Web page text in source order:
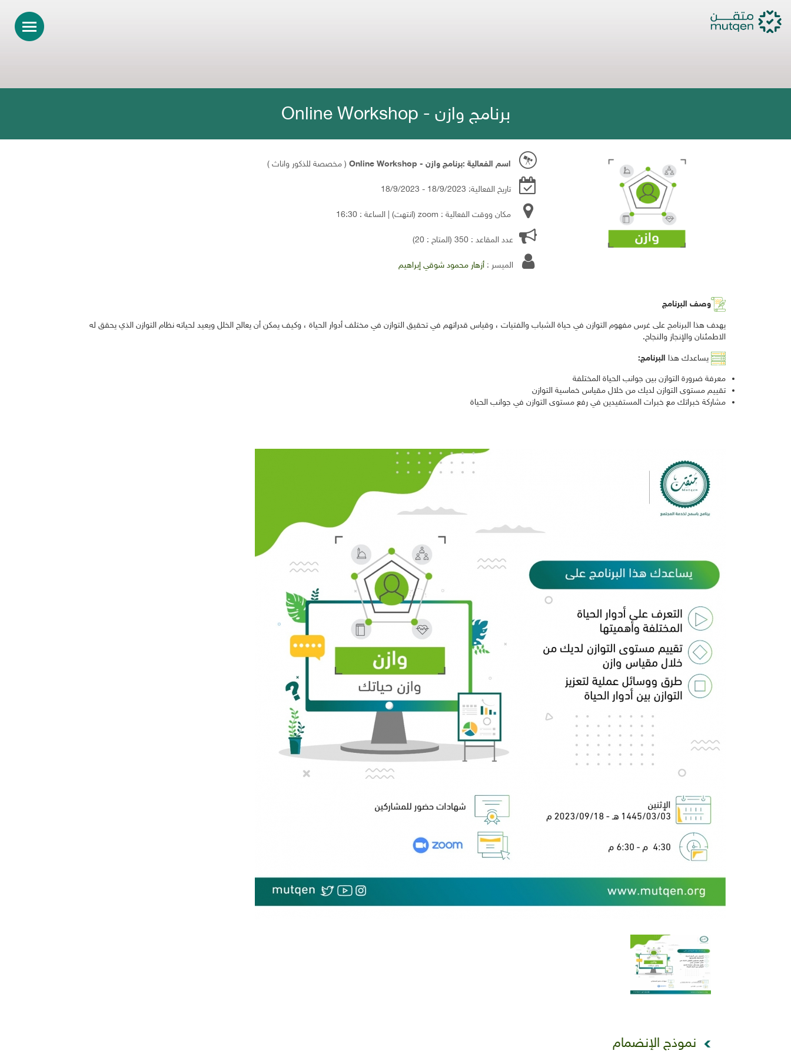
برنامج وازن - Online Workshop
اسم الفعالية :برنامج وازن - Online Workshop ( مخصصة للذكور واناث )
تاريخ الفعالية: 18/9/2023 - 18/9/2023
مكان ووقت الفعالية : zoom (انتهت) | الساعة : 16:30
عدد المقاعد : 350 (المتاح : 20)
الميسر : أزهار محمود شوقي إبراهيم
وصف البرنامج
يهدف هذا البرنامج على غرس مفهوم التوازن في حياة الشباب والفتيات ، وقياس قدراتهم في تحقيق التوازن في مختلف أدوار الحياة ، وكيف يمكن أن يعالج الخلل ويعيد لحياته نظام التوازن الذي يحقق له
الاطمئنان والإنجاز والنجاح.
يساعدك هذا البرنامج:
معرفة ضرورة التوازن بين جوانب الحياة المختلفة
تقييم مستوى التوازن لديك من خلال مقياس خماسية التوازن
مشاركة خبراتك مع خبرات المستفيدين في رفع مستوى التوازن في جوانب الحياة
نموذج الإنضمام